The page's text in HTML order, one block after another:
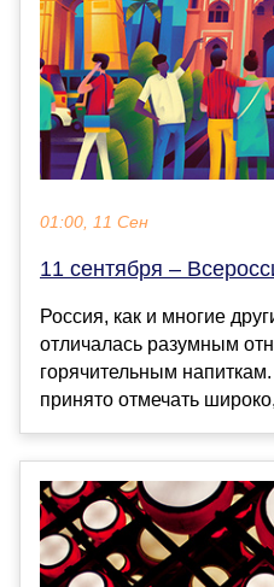
01:00, 11 Сен
11 сентября –
Россия, как и многие
отличалась разумным
горячительным
принято отмечать